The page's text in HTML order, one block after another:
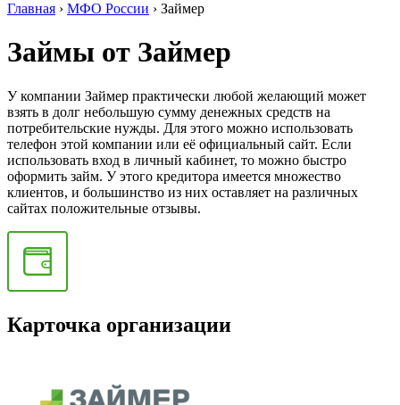
Главная › МФО России › Займер
Займы от Займер
У компании Займер практически любой желающий может
взять в долг небольшую сумму денежных средств на
потребительские нужды. Для этого можно использовать
телефон этой компании или её официальный сайт. Если
использовать вход в личный кабинет, то можно быстро
оформить займ. У этого кредитора имеется множество
клиентов, и большинство из них оставляет на различных
сайтах положительные отзывы.
Карточка организации